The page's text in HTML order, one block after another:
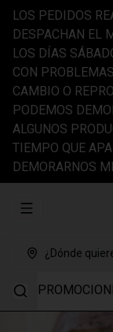
LOS PEDIDOS
DESPACHAN EL
LOS DÍAS
CON
CAMBIO O
PODEMOS
ALGUNOS
TIEMPO QUE
DEMORARNOS
Abrir menu de
¿Dónde